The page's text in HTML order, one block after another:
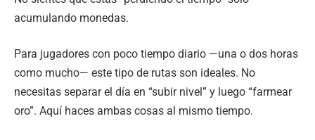
acumulando monedas.
Para jugadores con poco tiempo diario —una o dos horas
como mucho— este tipo de rutas son ideales. No
necesitas separar el día en “subir nivel” y luego “farmear
oro”. Aquí haces ambas cosas al mismo tiempo.